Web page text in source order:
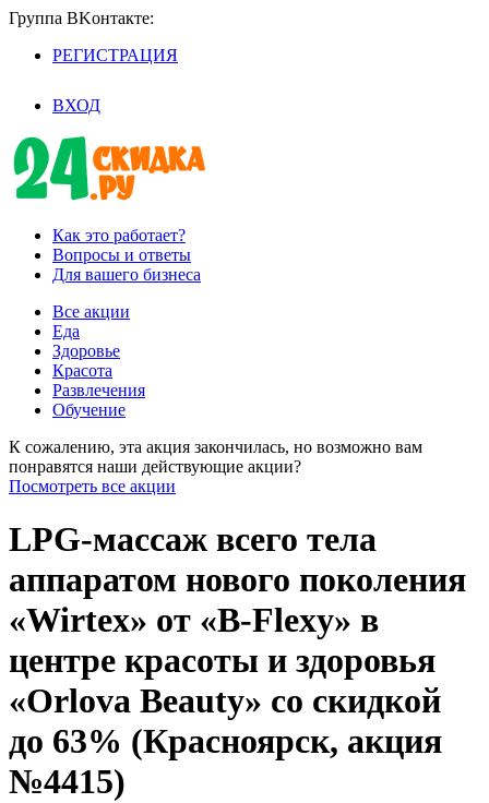
Группа BKoнтaктe:
РЕГИСТРАЦИЯ
ВХОД
Как это работает?
Вопросы и ответы
Для вашего бизнеса
Все акции
Еда
Здоровье
Красота
Развлечения
Обучение
К сожалению, эта акция закончилась, но возможно вам
понравятся наши действующие акции?
Посмотреть все акции
LPG-массаж всего тела
аппаратом нового поколения
«Wirtex» от «B-Flexy» в
центре красоты и здоровья
«Orlova Beauty» со скидкой
до 63% (Красноярск, акция
№4415)